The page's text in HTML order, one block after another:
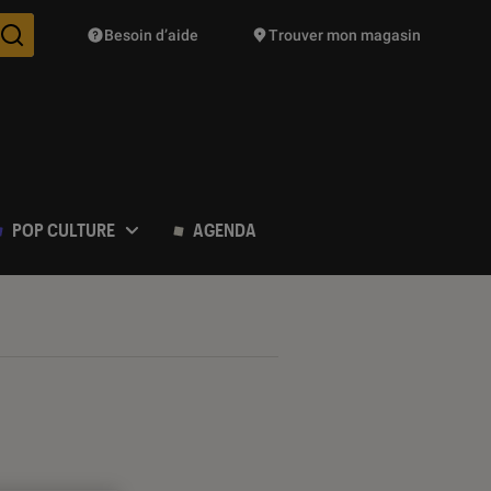
Des suggestions de produits vont vous être proposées
Besoin d’aide Trouver mon magasin
POP CULTURE AGENDA